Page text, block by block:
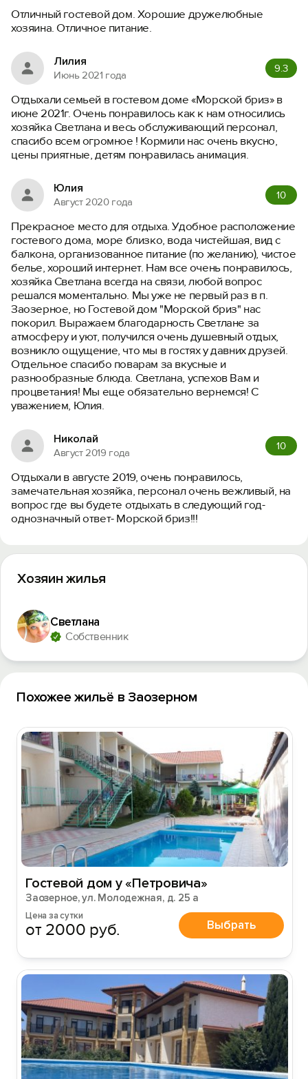
Отличный гостевой дом. Хорошие дружелюбные
хозяина. Отличное питание.
Лилия
Июнь 2021 года
9.3
Отдыхали семьей в гостевом доме «Морской бриз» в
июне 2021г. Очень понравилось как к нам относились
хозяйка Светлана и весь обслуживающий персонал,
спасибо всем огромное ! Кормили нас очень вкусно,
цены приятные, детям понравилась анимация.
Юлия
Август 2020 года
10
Прекрасное место для отдыха. Удобное расположение
гостевого дома, море близко, вода чистейшая, вид с
балкона, организованное питание (по желанию), чистое
белье, хороший интернет. Нам все очень понравилось,
хозяйка Светлана всегда на связи, любой вопрос
решался моментально. Мы уже не первый раз в п.
Заозерное, но Гостевой дом "Морской бриз" нас
покорил. Выражаем благодарность Светлане за
атмосферу и уют, получился очень душевный отдых,
возникло ощущение, что мы в гостях у давних друзей.
Отдельное спасибо поварам за вкусные и
разнообразные блюда. Светлана, успехов Вам и
процветания! Мы еще обязательно вернемся! С
уважением, Юлия.
Николай
Август 2019 года
10
Отдыхали в августе 2019, очень понравилось,
замечательная хозяйка, персонал очень вежливый, на
вопрос где вы будете отдыхать в следующий год-
однозначный ответ- Морской бриз!!!
Хозяин жилья
Светлана
Собственник
Похожее жильё в Заозерном
Гостевой дом у «Петровича»
Заозерное, ул. Молодежная, д. 25 а
Цена за сутки
от 2000 руб. Выбрать
Вход на сайт
Войти илиЗарегистрироваться
Войти
Войти с помощью